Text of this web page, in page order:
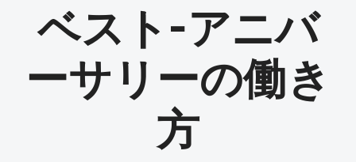
ベスト-アニバ
ーサリーの働き
方